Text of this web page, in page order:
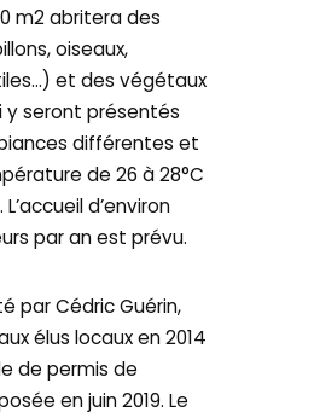
m2 abritera des
oiseaux,
et des végétaux
y seront présentés
différentes et
de 26 à 28°C
d’environ
par an est prévu.
par Cédric Guérin,
élus locaux en 2014
de permis de
en juin 2019. Le